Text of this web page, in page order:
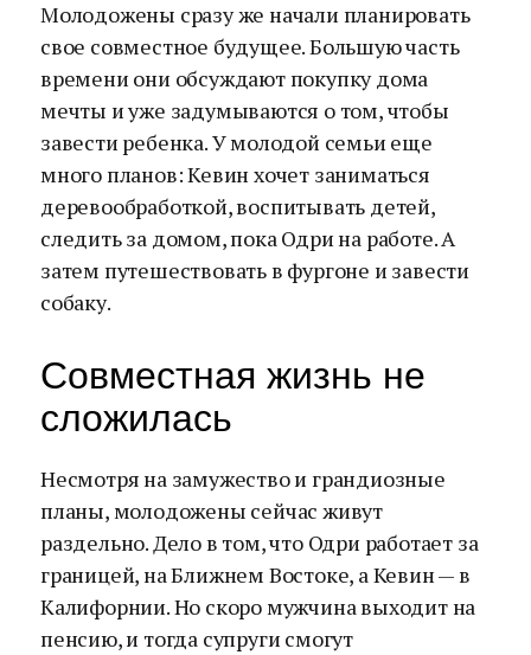
Молодожены сразу же начали планировать
свое совместное будущее. Большую часть
времени они обсуждают покупку дома
мечты и уже задумываются о том, чтобы
завести ребенка. У молодой семьи еще
много планов: Кевин хочет заниматься
деревообработкой, воспитывать детей,
следить за домом, пока Одри на работе. А
затем путешествовать в фургоне и завести
собаку.
Совместная жизнь не
сложилась
Несмотря на замужество и грандиозные
планы, молодожены сейчас живут
раздельно. Дело в том, что Одри работает за
границей, на Ближнем Востоке, а Кевин — в
Калифорнии. Но скоро мужчина выходит на
пенсию, и тогда супруги смогут